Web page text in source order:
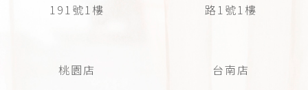
191號1樓
路1號1樓
桃園店
台南店